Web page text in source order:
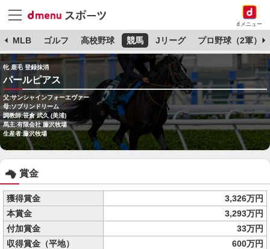
dメニュー
MLB ゴルフ 高校野球 競馬 Jリーグ プロ野球（2軍）
牝 鹿毛 登録抹消
パールピアス
父:サンシャインフォーエヴァー
母:ソブリンドリーム
調教師:笹倉 武久 (美浦)
馬主:有限会社 藤沢牧場
生産者:藤沢牧場
賞金
獲得賞金
3,326万円
本賞金
3,293万円
付加賞金
33万円
収得賞金（平地）
600万円